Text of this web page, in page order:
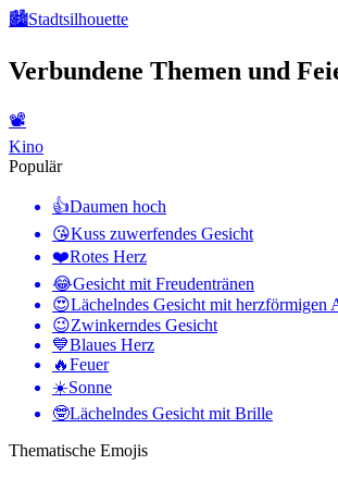
🏙️Stadtsilhouette
Verbundene Themen und
📽
Kino
Populär
👍Daumen hoch
😘Kuss zuwerfendes Gesicht
❤️Rotes Herz
😂Gesicht mit Freudentränen
😍Lächelndes Gesicht mit herzförmigen
😉Zwinkerndes Gesicht
💙Blaues Herz
🔥Feuer
☀️Sonne
🤓Lächelndes Gesicht mit Brille
Thematische Emojis